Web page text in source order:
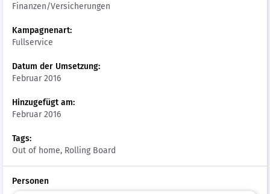
Finanzen/Versicherungen
Kampagnenart:
Fullservice
Datum der Umsetzung:
Februar 2016
Hinzugefügt am:
Februar 2016
Tags:
Out of home, Rolling Board
Personen